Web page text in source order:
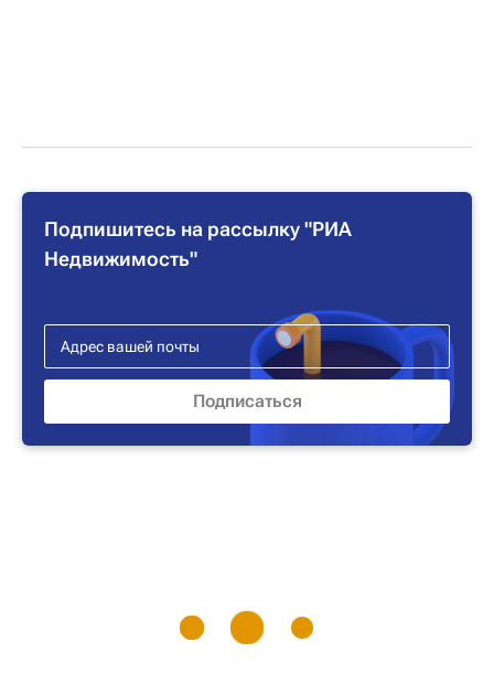
Подпишитесь на рассылку "РИА
Недвижимость"